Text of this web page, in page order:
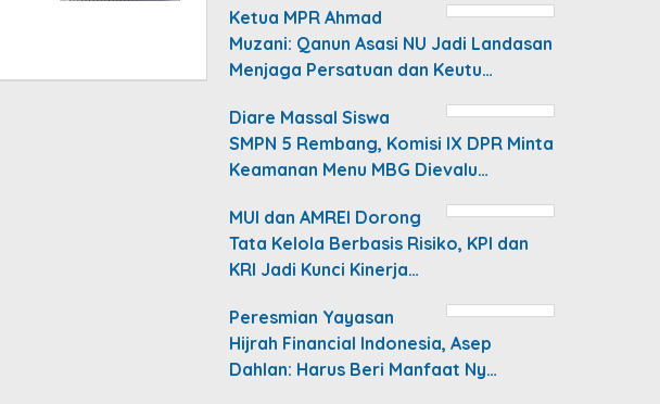
Ketua MPR Ahmad
Muzani: Qanun Asasi NU Jadi Landasan
Menjaga Persatuan dan Keutu…
Diare Massal Siswa
SMPN 5 Rembang, Komisi IX DPR Minta
Keamanan Menu MBG Dievalu…
MUI dan AMREI Dorong
Tata Kelola Berbasis Risiko, KPI dan
KRI Jadi Kunci Kinerja…
Peresmian Yayasan
Hijrah Financial Indonesia, Asep
Dahlan: Harus Beri Manfaat Ny…